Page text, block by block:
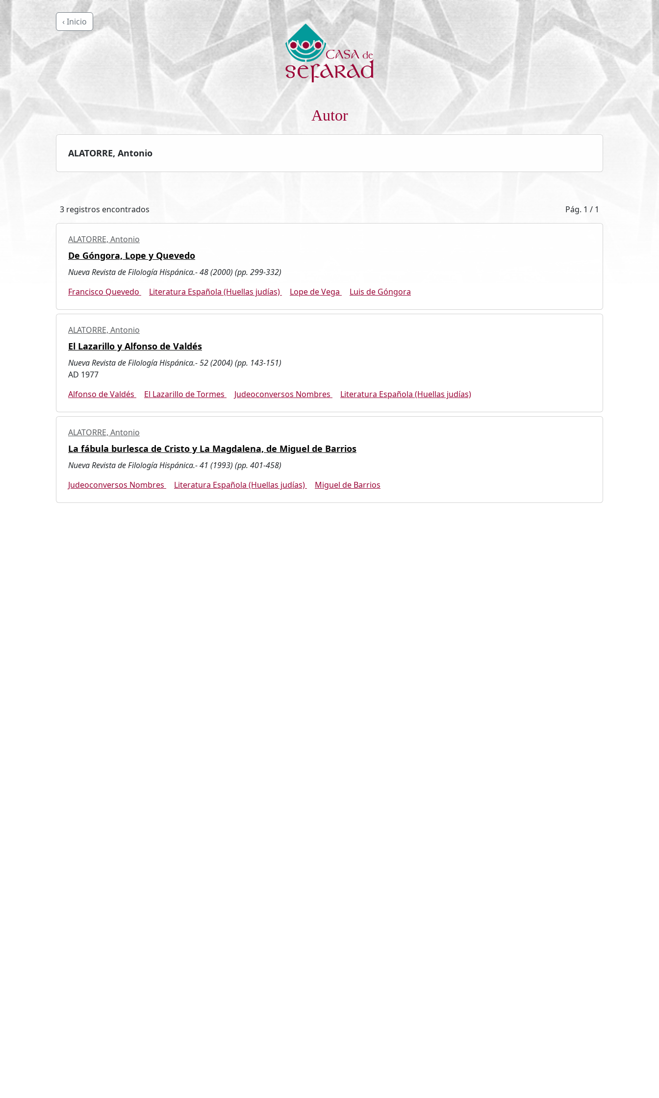
‹ Inicio
Autor
ALATORRE, Antonio
3 registros encontrados Pág. 1 / 1
ALATORRE, Antonio
De Góngora, Lope y Quevedo
Nueva Revista de Filología Hispánica.- 48 (2000) (pp. 299-332)
Francisco Quevedo
Literatura Española (Huellas judías) Lope de Vega Luis de Góngora
ALATORRE, Antonio
El Lazarillo y Alfonso de Valdés
Nueva Revista de Filología Hispánica.- 52 (2004) (pp. 143-151)
AD 1977
Alfonso de Valdés
El Lazarillo de Tormes Judeoconversos Nombres Literatura Española (Huellas judías)
ALATORRE, Antonio
La fábula burlesca de Cristo y La Magdalena, de Miguel de Barrios
Nueva Revista de Filología Hispánica.- 41 (1993) (pp. 401-458)
Judeoconversos Nombres
Literatura Española (Huellas judías) Miguel de Barrios